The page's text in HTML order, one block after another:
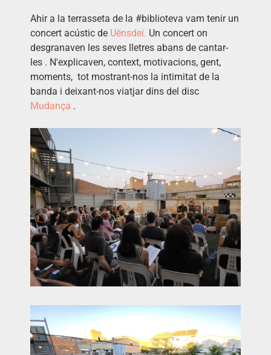
Ahir a la terrasseta de la #biblioteva vam tenir un
concert acústic de Uënsdei. Un concert on
desgranaven les seves lletres abans de cantar-
les . N'explicaven, context, motivacions, gent,
moments, tot mostrant-nos la intimitat de la
banda i deixant-nos viatjar dins del disc
Mudança .